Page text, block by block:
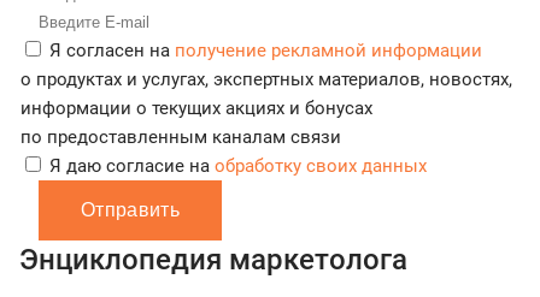
Я согласен на получение рекламной информации
о продуктах и услугах, экспертных материалов, новостях,
информации о текущих акциях и бонусах
по предоставленным каналам связи
Я даю согласие на обработку своих данных
Отправить
Энциклопедия маркетолога